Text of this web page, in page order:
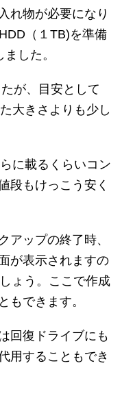
れ物が必要になり
（１TB)を準備
した。
が、目安として
大きさよりも少し
に載るくらいコン
段もけっこう安く
ップの終了時、
が表示されますの
ょう。ここで作成
もできます。
回復ドライブにも
用することもでき